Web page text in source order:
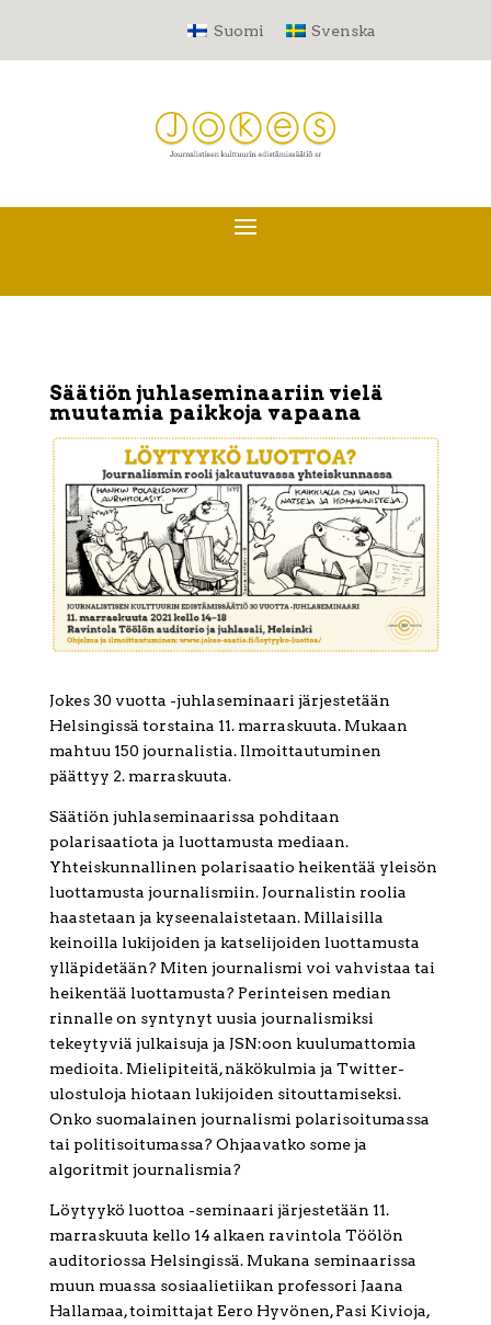
Suomi Svenska
Säätiön juhlaseminaariin vielä
muutamia paikkoja vapaana
Jokes 30 vuotta -juhlaseminaari järjestetään
Helsingissä torstaina 11. marraskuuta. Mukaan
mahtuu 150 journalistia. Ilmoittautuminen
päättyy 2. marraskuuta.
Säätiön juhlaseminaarissa pohditaan
polarisaatiota ja luottamusta mediaan.
Yhteiskunnallinen polarisaatio heikentää yleisön
luottamusta journalismiin. Journalistin roolia
haastetaan ja kyseenalaistetaan. Millaisilla
keinoilla lukijoiden ja katselijoiden luottamusta
ylläpidetään? Miten journalismi voi vahvistaa tai
heikentää luottamusta? Perinteisen median
rinnalle on syntynyt uusia journalismiksi
tekeytyviä julkaisuja ja JSN:oon kuulumattomia
medioita. Mielipiteitä, näkökulmia ja Twitter-
ulostuloja hiotaan lukijoiden sitouttamiseksi.
Onko suomalainen journalismi polarisoitumassa
tai politisoitumassa? Ohjaavatko some ja
algoritmit journalismia?
Löytyykö luottoa -seminaari järjestetään 11.
marraskuuta kello 14 alkaen ravintola Töölön
auditoriossa Helsingissä. Mukana seminaarissa
muun muassa sosiaalietiikan professori Jaana
Hallamaa, toimittajat Eero Hyvönen, Pasi Kivioja,